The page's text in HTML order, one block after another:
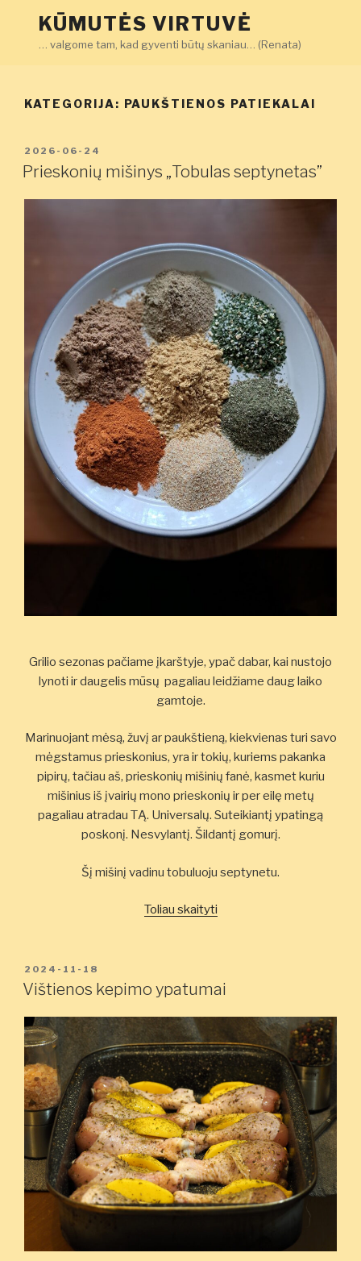
KŪMUTĖS VIRTUVĖ
… valgome tam, kad gyventi būtų skaniau… (Renata)
KATEGORIJA: PAUKŠTIENOS PATIEKALAI
PASKELBTA
2026-06-24
Prieskonių mišinys „Tobulas septynetas”
Grilio sezonas pačiame įkarštyje, ypač dabar, kai nustojo
lynoti ir daugelis mūsų pagaliau leidžiame daug laiko
gamtoje.
Marinuojant mėsą, žuvį ar paukštieną, kiekvienas turi savo
mėgstamus prieskonius, yra ir tokių, kuriems pakanka
pipirų, tačiau aš, prieskonių mišinių fanė, kasmet kuriu
mišinius iš įvairių mono prieskonių ir per eilę metų
pagaliau atradau TĄ. Universalų. Suteikiantį ypatingą
poskonį. Nesvylantį. Šildantį gomurį.
Šį mišinį vadinu tobuluoju septynetu.
Toliau skaityti„Prieskonių
PASKELBTA
2024-11-18
Vištienos kepimo ypatumai